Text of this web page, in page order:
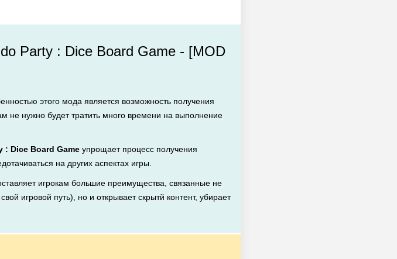
Party : Dice Board Game - [MOD
этого мода является возможность получения
не нужно будет тратить много времени на выполнение
: Dice Board Game упрощает процесс получения
на других аспектах игры.
игрокам большие преимущества, связанные не
игровой путь), но и открывает скрытй контент, убирает